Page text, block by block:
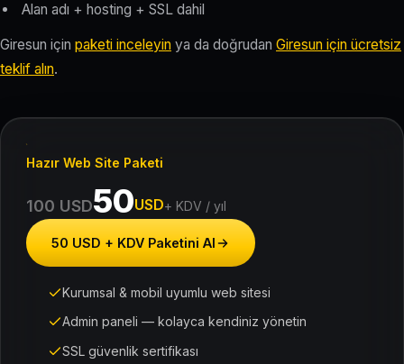
Alan adı + hosting + SSL dahil
Giresun için paketi inceleyin ya da doğrudan Giresun için ücretsiz
teklif alın.
Hazır Web Site Paketi
100 USD50USD+ KDV / yıl
50 USD + KDV Paketini Al
Kurumsal & mobil uyumlu web sitesi
Admin paneli — kolayca kendiniz yönetin
SSL güvenlik sertifikası